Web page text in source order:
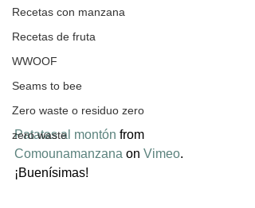
Recetas con manzana
Recetas de fruta
WWOOF
Seams to bee
Zero waste o residuo zero
zero waste
Patatas al montón from
Comounamanzana on Vimeo.
¡Buenísimas!